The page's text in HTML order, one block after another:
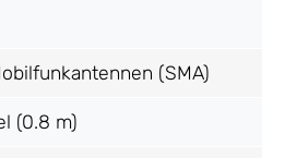
(SMA)
(0.8 m)